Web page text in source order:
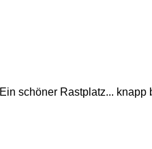
Ein schöner Rastplatz...